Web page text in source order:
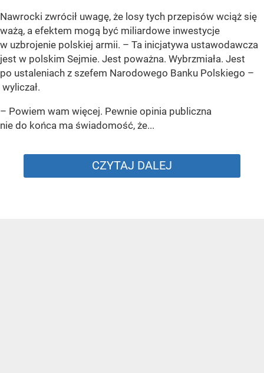
Nawrocki zwrócił uwagę, że losy tych przepisów wciąż się
ważą, a efektem mogą być miliardowe inwestycje
w uzbrojenie polskiej armii. – Ta inicjatywa ustawodawcza
jest w polskim Sejmie. Jest poważna. Wybrzmiała. Jest
po ustaleniach z szefem Narodowego Banku Polskiego –
wyliczał.
– Powiem wam więcej. Pewnie opinia publiczna
nie do końca ma świadomość, że...
CZYTAJ DALEJ